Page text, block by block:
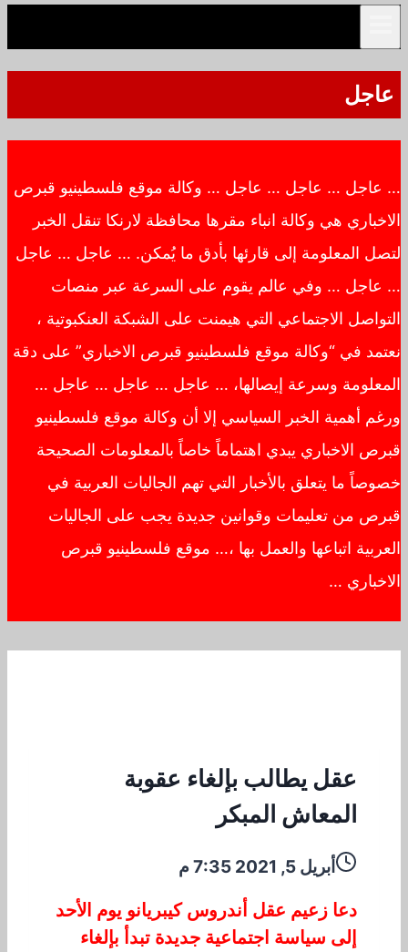
عاجل
… عاجل … عاجل … عاجل … وكالة موقع فلسطينيو قبرص
الاخباري هي وكالة انباء مقرها محافظة لارنكا تنقل الخبر
لتصل المعلومة إلى قارئها بأدق ما يُمكن. … عاجل … عاجل
… عاجل … وفي عالم يقوم على السرعة عبر منصات
التواصل الاجتماعي التي هيمنت على الشبكة العنكبوتية ،
نعتمد في “وكالة موقع فلسطينيو قبرص الاخباري” على دقة
المعلومة وسرعة إيصالها، … عاجل … عاجل … عاجل …
ورغم أهمية الخبر السياسي إلا أن وكالة موقع فلسطينيو
قبرص الاخباري يبدي اهتماماً خاصاً بالمعلومات الصحيحة
خصوصاً ما يتعلق بالأخبار التي تهم الجاليات العربية في
قبرص من تعليمات وقوانين جديدة يجب على الجاليات
العربية اتباعها والعمل بها ،… موقع فلسطينيو قبرص
الاخباري …
عقل يطالب بإلغاء عقوبة
المعاش المبكر
أبريل 5, 2021 7:35 م
دعا زعيم عقل أندروس كيبريانو يوم الأحد
إلى سياسة اجتماعية جديدة تبدأ بإلغاء